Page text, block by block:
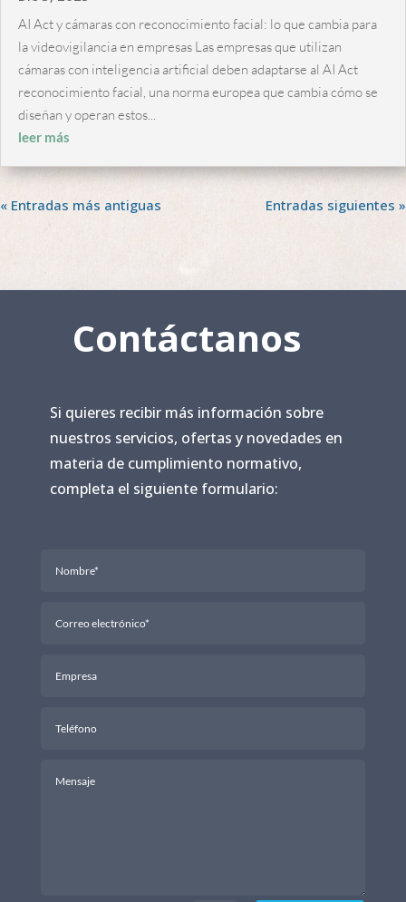
AI Act y cámaras con reconocimiento facial: lo que cambia para
la videovigilancia en empresas Las empresas que utilizan
cámaras con inteligencia artificial deben adaptarse al AI Act
reconocimiento facial, una norma europea que cambia cómo se
diseñan y operan estos...
leer más
« Entradas más antiguas Entradas siguientes »
Contáctanos
Si quieres recibir más información sobre
nuestros servicios, ofertas y novedades en
materia de cumplimiento normativo,
completa el siguiente formulario: